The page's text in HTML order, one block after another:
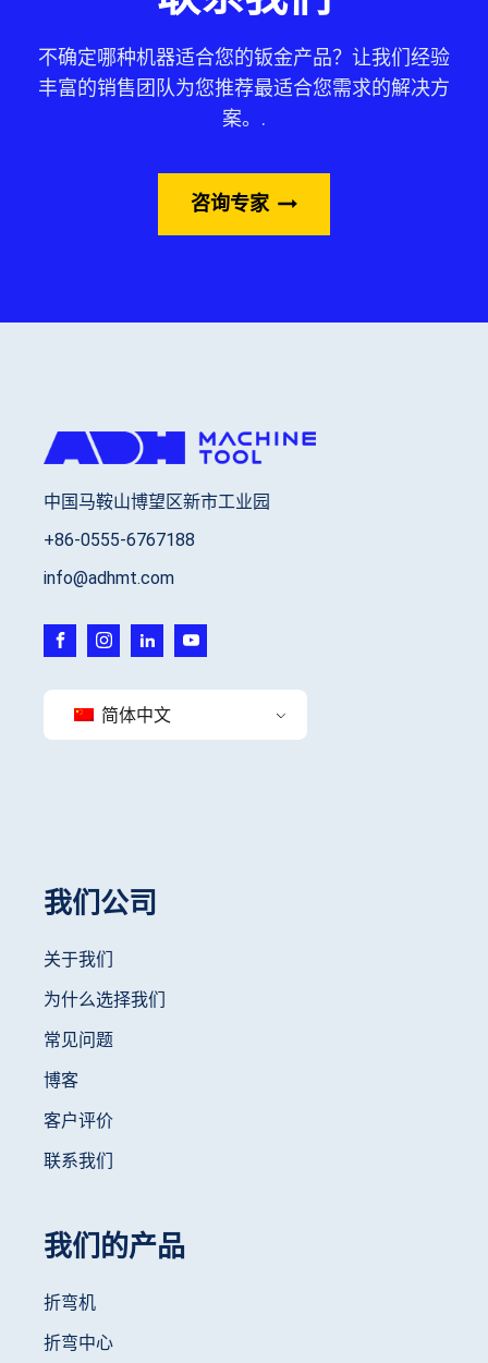
不确定哪种机器适合您的钣金产品？让我们经验
丰富的销售团队为您推荐最适合您需求的解决方
案。.
咨询专家
中国马鞍山博望区新市工业园
+86-0555-6767188
info@adhmt.com
简体中文
我们公司
关于我们
为什么选择我们
常见问题
博客
客户评价
联系我们
我们的产品
折弯机
折弯中心